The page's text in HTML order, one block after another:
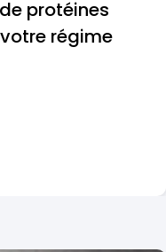
protéines
régime